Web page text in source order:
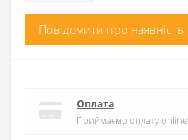
Повідомити про наявність
Оплата
Приймаємо оплату online